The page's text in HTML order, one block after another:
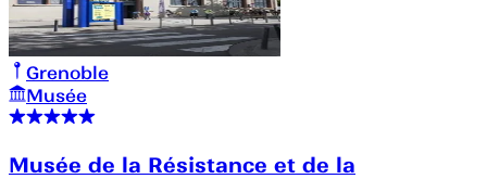
Grenoble
Musée
Musée de la Résistance et de la